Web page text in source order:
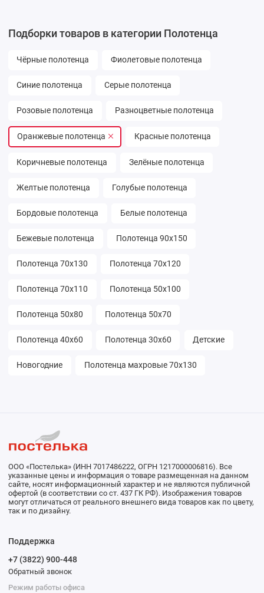
Подборки товаров в категории Полотенца
Чёрные полотенца Фиолетовые полотенца
Синие полотенца Серые полотенца
Розовые полотенца Разноцветные полотенца
Оранжевые полотенца Красные полотенца
Коричневые полотенца Зелёные полотенца
Желтые полотенца Голубые полотенца
Бордовые полотенца Белые полотенца
Бежевые полотенца Полотенца 90х150
Полотенца 70х130 Полотенца 70х120
Полотенца 70х110 Полотенца 50х100
Полотенца 50х80 Полотенца 50х70
Полотенца 40х60 Полотенца 30х60 Детские
Новогодние Полотенца махровые 70х130
ООО «Постелька» (ИНН 7017486222, ОГРН 1217000006816). Все
указанные цены и информация о товаре размещенная на данном
сайте, носят информационный характер и не являются публичной
офертой (в соответствии со ст. 437 ГК РФ). Изображения товаров
могут отличаться от реального внешнего вида товаров как по цвету,
так и по дизайну.
Поддержка
+7 (3822) 900-448
Обратный звонок
Режим работы офиса